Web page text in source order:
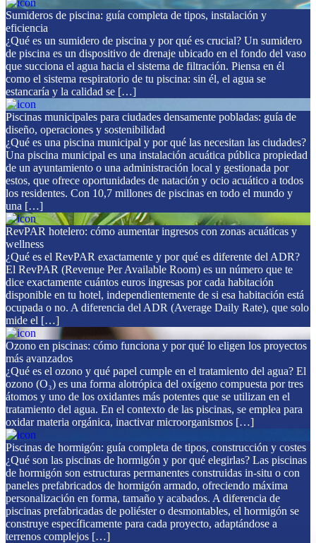
Sumideros de piscina: guía completa de tipos, instalación y
eficiencia
¿Qué es un sumidero de piscina y por qué es crucial? Un sumidero
de piscina es un dispositivo de drenaje ubicado en el fondo del vaso
que succiona el agua hacia el sistema de filtración. Piensa en él
como el sistema respiratorio de tu piscina: sin él, el agua se
estancaría y la calidad se […]
Piscinas municipales para ciudades densamente pobladas: guía de
diseño, operaciones y sostenibilidad
¿Qué es una piscina municipal y por qué las necesitan las ciudades?
Una piscina municipal es una instalación acuática pública propiedad
de un ayuntamiento o una administración local y gestionada por
estos, que ofrece oportunidades de natación y ocio acuático a todos
los residentes. Con 10,7 millones de piscinas en todo el mundo y
una […]
RevPAR hotelero: cómo aumentar ingresos con zonas acuáticas y
wellness
¿Qué es el RevPAR exactamente y por qué es diferente del ADR?
El RevPAR (Revenue Per Available Room) es un número que te
dice exactamente cuántos euros ingresas por cada habitación
disponible en tu hotel, independientemente de si esa habitación está
ocupada o no. A diferencia del ADR (Average Daily Rate), que solo
mide el […]
Ozono en piscinas: cómo funciona y por qué lo eligen los proyectos
más avanzados
¿Qué es el ozono y qué papel cumple en el tratamiento del agua? El
ozono (O₃) es una forma alotrópica del oxígeno compuesta por tres
átomos y uno de los oxidantes más potentes que se utilizan en el
tratamiento del agua. En el contexto de las piscinas, se emplea para
oxidar materia orgánica, inactivar microorganismos […]
Piscinas de hormigón: guía completa de tipos, construcción y costes
¿Qué son las piscinas de hormigón y por qué elegirlas? Las piscinas
de hormigón son estructuras permanentes construidas in-situ o con
paneles prefabricados de hormigón armado, ofreciendo máxima
personalización en forma, tamaño y acabados. A diferencia de
piscinas prefabricadas de poliéster o desmontables, el hormigón se
construye específicamente para cada proyecto, adaptándose a
terrenos complejos […]